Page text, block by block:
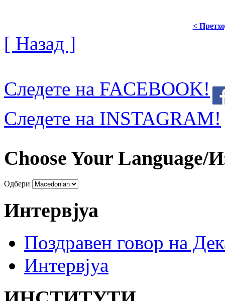
<
[ Назад ]
Следете на FACEBOOK!
Следете на INSTAGRAM!
Choose Your Language/
Одбери
Интервјуа
Поздравен говор на
Интервјуа